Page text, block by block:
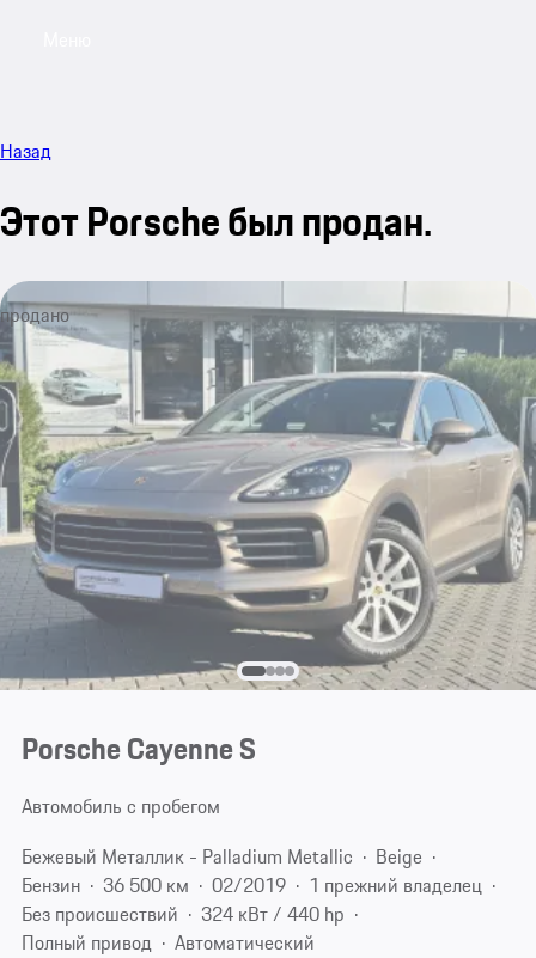
Назад
Этот Porsche был продан.
продано
Porsche Cayenne S
Автомобиль с пробегом
Бежевый Металлик - Palladium Metallic
Beige
Бензин
36 500 км 02/2019
1 прежний владелец
Без происшествий
324 кВт / 440 hp
Полный привод
Автоматический